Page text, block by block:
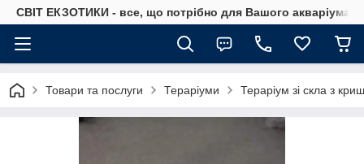
СВІТ ЕКЗОТИКИ - все, що потрібно для Вашого акваріума
Товари та послуги Тераріуми Тераріум зі скла з